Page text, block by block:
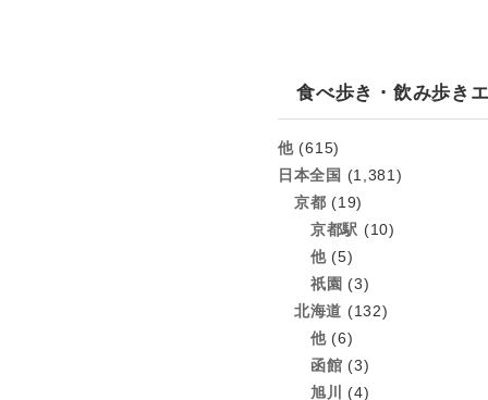
食べ歩き・飲み歩き
他(615)
日本全国 (1,381)
京都 (19)
京都駅 (10)
他(5)
祇園 (3)
北海道 (132)
他(6)
函館 (3)
旭川
(4)